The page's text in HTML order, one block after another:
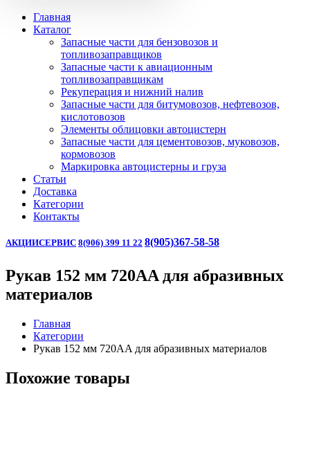
Главная
Каталог
Запасные части для бензовозов и
топливозаправщиков
Запасные части к авиационным
топливозаправщикам
Рекуперация и нижний налив
Запасные части для битумовозов, нефтевозов,
кислотовозов
Элементы облицовки автоцистерн
Запасные части для цементовозов, муковозов,
кормовозов
Маркировка автоцистерны и груза
Статьи
Доставка
Категории
Контакты
АКЦИИСЕРВИС 8(906) 399 11 22 8(905)367-58-58
Рукав 152 мм 720AA для абразивных
материалов
Главная
Категории
Рукав 152 мм 720AA для абразивных материалов
Похожие товары